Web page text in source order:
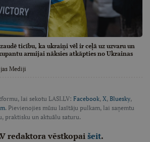
ticību, ka ukraiņi vēl ir ceļā uz uzvaru un
armijai nāksies atkāpties no Ukrainas
Mediji
lai sekotu LASI.LV: Facebook, X, Bluesky,
. Pievienojies mūsu lasītāju pulkam, lai saņemtu
praktisku un aktuālu saturu.
redaktora vēstkopaišeit.